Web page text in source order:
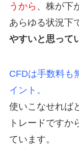
うから 、株が下
あらゆる状況下
やすいと思って
CFDは手数料も
イント。
使いこなせれば
トレードですか
ています。